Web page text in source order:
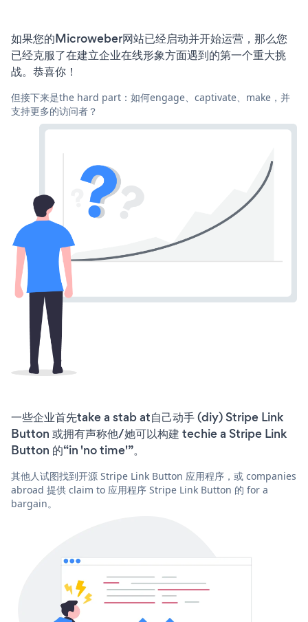
如果您的Microweber网站已经启动并开始运营，那么您
已经克服了在建立企业在线形象方面遇到的第一个重大挑
战。恭喜你！
但接下来是the hard part：如何engage、captivate、make，并
支持更多的访问者？
一些企业首先take a stab at自己动手 (diy) Stripe Link
Button 或拥有声称他/她可以构建 techie a Stripe Link
Button 的“in 'no time'”。
其他人试图找到开源 Stripe Link Button 应用程序，或 companies
abroad 提供 claim to 应用程序 Stripe Link Button 的 for a
bargain。